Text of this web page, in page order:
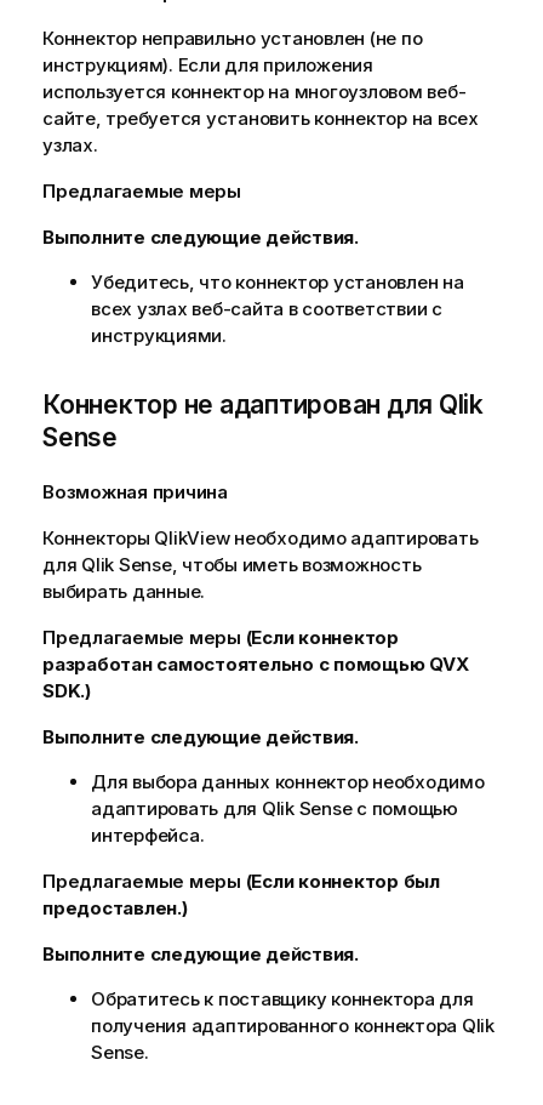
Коннектор неправильно установлен (не по
инструкциям). Если для приложения
используется коннектор на многоузловом веб-
сайте, требуется установить коннектор на всех
узлах.
Предлагаемые меры
Выполните следующие действия.
Убедитесь, что коннектор установлен на
всех узлах веб-сайта в соответствии с
инструкциями.
Коннектор не адаптирован для Qlik
Sense
Возможная причина
Коннекторы QlikViewнеобходимо адаптировать
для Qlik Sense, чтобы иметь возможность
выбирать данные.
Предлагаемые меры (Если коннектор
разработан самостоятельно с помощью QVX
SDK.)
Выполните следующие действия.
Для выбора данных коннектор необходимо
адаптировать для Qlik Senseс помощью
интерфейса.
Предлагаемые меры (Если коннектор был
предоставлен.)
Выполните следующие действия.
Обратитесь к поставщику коннектора для
получения адаптированного коннектора Qlik
Sense.